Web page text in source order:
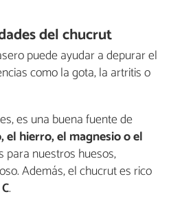
del chucrut
puede ayudar a depurar el
como la gota, la artritis o
es una buena fuente de
el hierro, el magnesio o el
para nuestros huesos,
Además, el chucrut es rico
.